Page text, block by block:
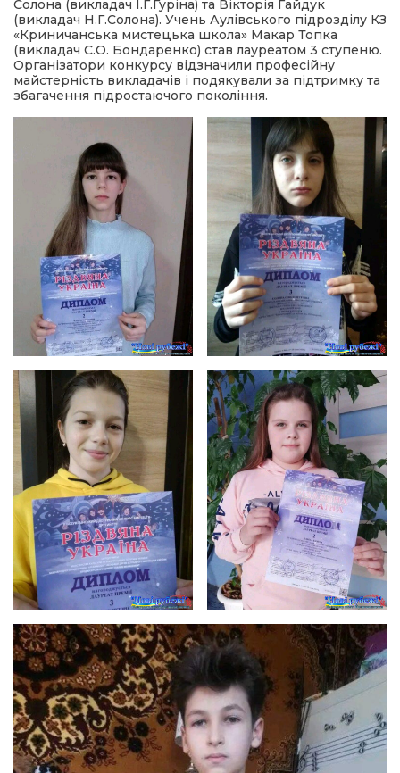
Солона (викладач І.Г.Гуріна) та Вікторія Гайдук
(викладач Н.Г.Солона). Учень Аулівського підрозділу КЗ
«Криничанська мистецька школа» Макар Топка
(викладач С.О. Бондаренко) став лауреатом 3 ступеню.
Організатори конкурсу відзначили професійну
майстерність викладачів і подякували за підтримку та
збагачення підростаючого покоління.